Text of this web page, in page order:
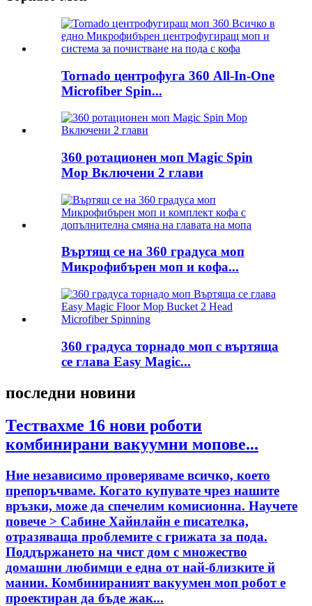
Tornado центрофуга 360 All-In-One
Microfiber Spin...
360 ротационен моп Magic Spin
Mop Включени 2 глави
Въртящ се на 360 градуса моп
Микрофибърен моп и кофа...
360 градуса торнадо моп с въртяща
се глава Easy Magic...
последни новини
Тествахме 16 нови роботи
комбинирани вакуумни мопове...
Ние независимо проверяваме всичко, което
препоръчваме. Когато купувате чрез нашите
връзки, може да спечелим комисионна. Научете
повече > Сабине Хайнлайн е писателка,
отразяваща проблемите с грижата за пода.
Поддържането на чист дом с множество
домашни любимци е една от най-близките й
мании. Комбинираният вакуумен моп робот е
проектиран да бъде жак...